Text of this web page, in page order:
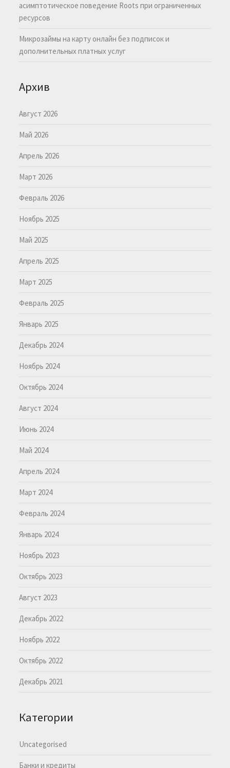
асимптотическое поведение Roots при ограниченных
ресурсов
Микрозаймы на карту онлайн без подписок и
дополнительных платных услуг
Архив
Август 2026
Май 2026
Апрель 2026
Март 2026
Февраль 2026
Ноябрь 2025
Май 2025
Апрель 2025
Март 2025
Февраль 2025
Январь 2025
Декабрь 2024
Ноябрь 2024
Октябрь 2024
Август 2024
Июнь 2024
Май 2024
Апрель 2024
Март 2024
Февраль 2024
Январь 2024
Ноябрь 2023
Октябрь 2023
Август 2023
Декабрь 2022
Ноябрь 2022
Октябрь 2022
Декабрь 2021
Категории
Uncategorised
Банки и кредиты